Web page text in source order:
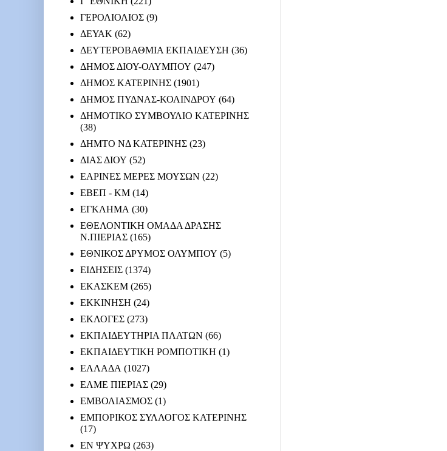
ΓΕΡΟΛΙΟΛΙΟΣ (9)
ΔΕΥΑΚ (62)
ΔΕΥΤΕΡΟΒΑΘΜΙΑ ΕΚΠΑΙΔΕΥΣΗ (36)
ΔΗΜΟΣ ΔΙΟΥ-ΟΛΥΜΠΟΥ (247)
ΔΗΜΟΣ ΚΑΤΕΡΙΝΗΣ (1901)
ΔΗΜΟΣ ΠΥΔΝΑΣ-ΚΟΛΙΝΔΡΟΥ (64)
ΔΗΜΟΤΙΚΟ ΣΥΜΒΟΥΛΙΟ ΚΑΤΕΡΙΝΗΣ
(38)
ΔΗΜΤΟ ΝΔ ΚΑΤΕΡΙΝΗΣ (23)
ΔΙΑΣ ΔΙΟΥ (52)
ΕΑΡΙΝΕΣ ΜΕΡΕΣ ΜΟΥΣΩΝ (22)
ΕΒΕΠ - ΚΜ (14)
ΕΓΚΛΗΜΑ (30)
ΕΘΕΛΟΝΤΙΚΗ ΟΜΑΔΑ ΔΡΑΣΗΣ
Ν.ΠΙΕΡΙΑΣ (165)
ΕΘΝΙΚΟΣ ΔΡΥΜΟΣ ΟΛΥΜΠΟΥ (5)
ΕΙΔΗΣΕΙΣ (1374)
ΕΚΑΣΚΕΜ (265)
ΕΚΚΙΝΗΣΗ (24)
ΕΚΛΟΓΕΣ (273)
ΕΚΠΑΙΔΕΥΤΗΡΙΑ ΠΛΑΤΩΝ (66)
ΕΚΠΑΙΔΕΥΤΙΚΗ ΡΟΜΠΟΤΙΚΗ (1)
ΕΛΛΑΔΑ (1027)
ΕΛΜΕ ΠΙΕΡΙΑΣ (29)
ΕΜΒΟΛΙΑΣΜΟΣ (1)
ΕΜΠΟΡΙΚΟΣ ΣΥΛΛΟΓΟΣ ΚΑΤΕΡΙΝΗΣ
(17)
ΕΝ ΨΥΧΡΩ (263)